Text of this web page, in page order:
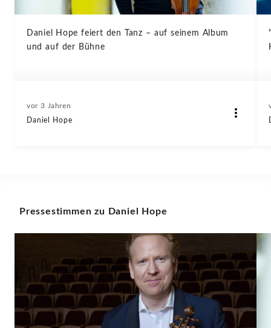
Daniel Hope feiert den Tanz – auf seinem Album
und auf der Bühne
vor 3 Jahren
Daniel Hope
Pressestimmen zu Daniel Hope